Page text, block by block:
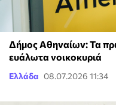
Δήμος Αθηναίων: Τα
ευάλωτα νοικοκυριά
Ελλάδα 08.07.2026 11:34